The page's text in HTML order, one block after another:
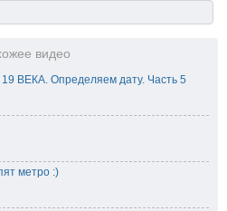
видео
ВЕКА. Определяем дату. Часть 5
метро :)